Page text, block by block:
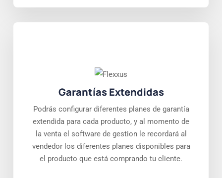
Garantías Extendidas
Podrás configurar diferentes planes de garantía
extendida para cada producto, y al momento de
la venta el software de gestion le recordará al
vendedor los diferentes planes disponibles para
el producto que está comprando tu cliente.